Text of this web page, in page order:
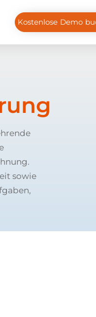
Kostenlose Demo
sowie